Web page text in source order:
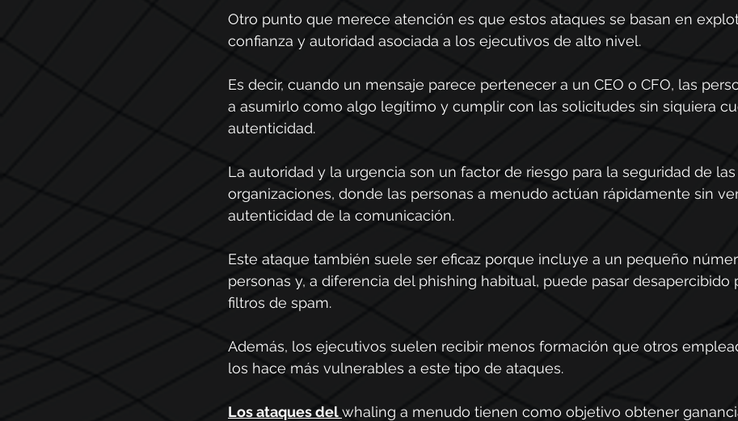
Otro punto que merece atención es que estos ataques se basan en
confianza y autoridad asociada a los ejecutivos de alto nivel.
Es decir, cuando un mensaje parece pertenecer a un CEO o CFO, las
a asumirlo como algo legítimo y cumplir con las solicitudes sin siquiera
autenticidad.
La autoridad y la urgencia son un factor de riesgo para la seguridad de las
organizaciones, donde las personas a menudo actúan rápidamente sin
autenticidad de la comunicación.
Este ataque también suele ser eficaz porque incluye a un pequeño
personas y, a diferencia del phishing habitual, puede pasar desapercibido
filtros de spam.
Además, los ejecutivos suelen recibir menos formación que otros
los hace más vulnerables a este tipo de ataques.
Los ataques del whaling a menudo tienen como objetivo obtener